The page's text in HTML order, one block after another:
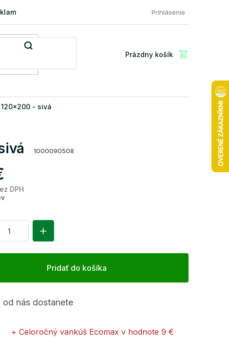
a vrátenie tovaru FAQ: Najčastejšie otázky zákazníkov
Prihlásenie
Nákupný
Prázdny košík
- sivá
1000090508
DPH
Pridať do košíka
od nás dostanete
+ Celoročný vankúš Ecomax v hodnote 9 €